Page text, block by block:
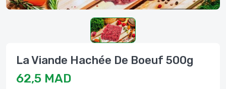
La Viande Hachée De Boeuf 500g
62,5 MAD